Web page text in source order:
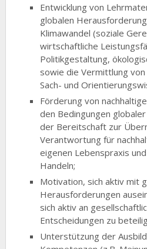
Entwicklung von
globalen
Klimawandel (soziale
wirtschaftliche
Politikgestaltung,
sowie die Vermittlung
Sach- und
Förderung von
den Bedingungen
der Bereitschaft zur
Verantwortung für
eigenen Lebenspraxis
Handeln;
Motivation, sich aktiv mit
Herausforderungen
sich aktiv an
Entscheidungen zu
Unterstützung der